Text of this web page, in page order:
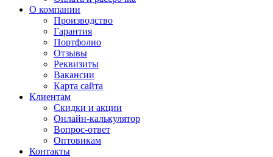
О компании
Производство
Гарантия
Портфолио
Отзывы
Реквизиты
Вакансии
Карта сайта
Клиентам
Скидки и акции
Онлайн-калькулятор
Вопрос-ответ
Оптовикам
Контакты